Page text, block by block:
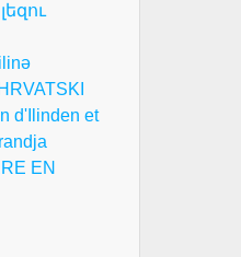
d'Ilinden et
EN